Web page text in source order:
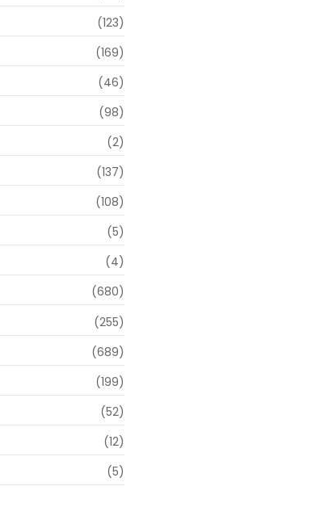
(123)
(169)
(46)
(98)
(2)
(137)
(108)
(5)
(4)
(680)
(255)
(689)
(199)
(52)
(12)
(5)